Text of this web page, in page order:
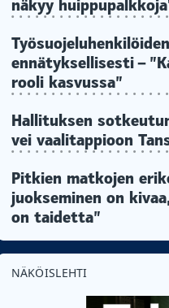
näkyy
ennätyksellisesti –
rooli kasvussa”
Hallituksen
vei vaalitappioon
Pitkien matkojen
juokseminen on
on taidetta”
NÄKÖISLEHTI